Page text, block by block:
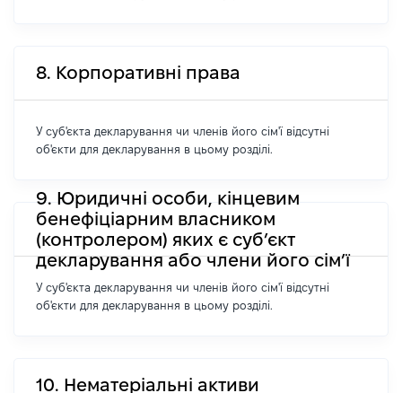
8. Корпоративні права
У суб'єкта декларування чи членів його сім'ї відсутні
об'єкти для декларування в цьому розділі.
9. Юридичні особи, кінцевим
бенефіціарним власником
(контролером) яких є суб’єкт
декларування або члени його сім’ї
У суб'єкта декларування чи членів його сім'ї відсутні
об'єкти для декларування в цьому розділі.
10. Нематеріальні активи